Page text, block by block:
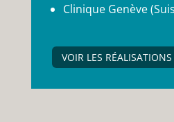
Clinique Genève
VOIR LES RÉALISATIONS